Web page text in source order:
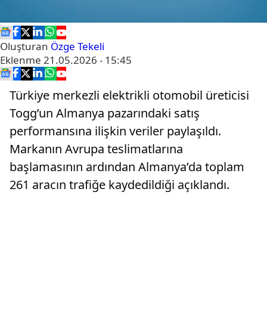
Oluşturan Özge Tekeli
Eklenme 21.05.2026 - 15:45
Türkiye merkezli elektrikli otomobil üreticisi
Togg’un Almanya pazarındaki satış
performansına ilişkin veriler paylaşıldı.
Markanın Avrupa teslimatlarına
başlamasının ardından Almanya’da toplam
261 aracın trafiğe kaydedildiği açıklandı.